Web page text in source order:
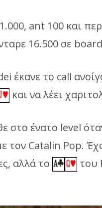
ant 100 και
16.500 σε board
έκανε το call
και να λέει
στο ένατο level
τον Catalin Pop.
αλλά το
του